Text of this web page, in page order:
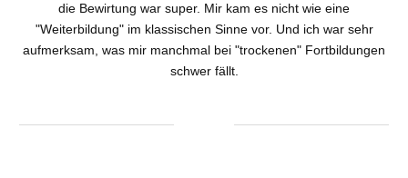
die Bewirtung war super. Mir kam es nicht wie eine
"Weiterbildung" im klassischen Sinne vor. Und ich war sehr
aufmerksam, was mir manchmal bei "trockenen" Fortbildungen
schwer fällt.